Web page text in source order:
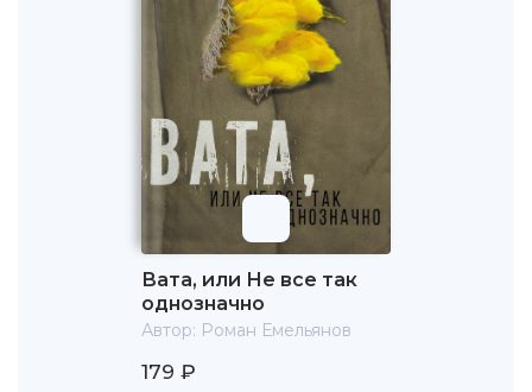
Вата, или Не все так
однозначно
Автор: Роман Емельянов
179 ₽